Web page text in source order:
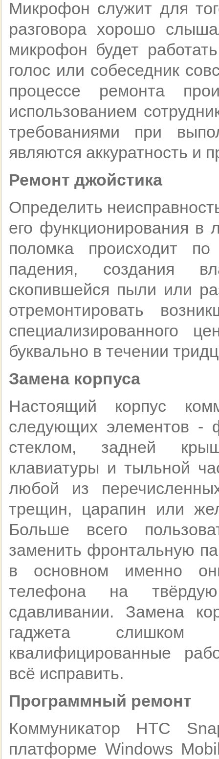
Микрофон служит для
разговора хорошо
микрофон будет
голос или собеседник
процессе ремонта
использованием
требованиями при
являются аккуратность и
Ремонт джойстика
Определить
его функционирования в
поломка происходит
падения, создания
скопившейся пыли или
отремонтировать
специализированного
буквально в течении
Замена корпуса
Настоящий корпус
следующих элементов -
стеклом, задней
клавиатуры и тыльной
любой из
трещин, царапин или
Больше всего
заменить фронтальную
в основном именно
телефона на
сдавливании. Замена
гаджета
квалифицированные
всё исправить.
Программный ремонт
Коммуникатор HTC
платформе Windows